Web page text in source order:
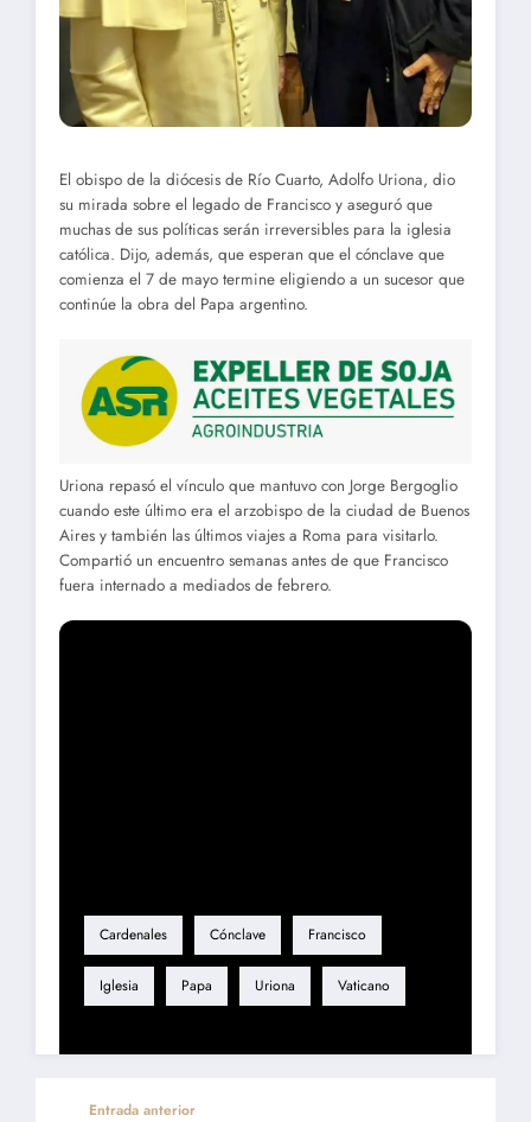
El obispo de la diócesis de Río Cuarto, Adolfo Uriona, dio
su mirada sobre el legado de Francisco y aseguró que
muchas de sus políticas serán irreversibles para la iglesia
católica. Dijo, además, que esperan que el cónclave que
comienza el 7 de mayo termine eligiendo a un sucesor que
continúe la obra del Papa argentino.
Uriona repasó el vínculo que mantuvo con Jorge Bergoglio
cuando este último era el arzobispo de la ciudad de Buenos
Aires y también las últimos viajes a Roma para visitarlo.
Compartió un encuentro semanas antes de que Francisco
fuera internado a mediados de febrero.
Cardenales Cónclave Francisco
Iglesia Papa Uriona Vaticano
Entrada anterior